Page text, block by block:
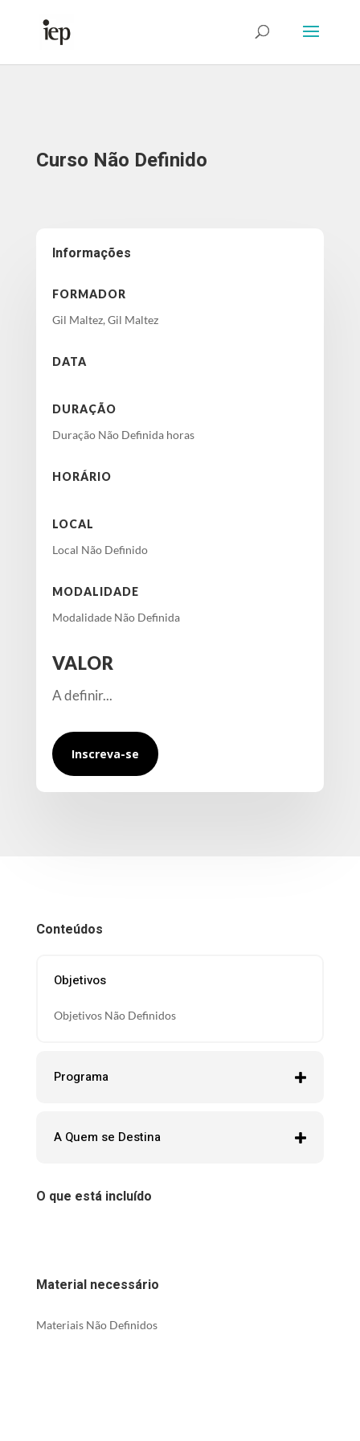
Curso Não Definido
Informações
FORMADOR
Gil Maltez, Gil Maltez
DATA
DURAÇÃO
Duração Não Definida horas
HORÁRIO
LOCAL
Local Não Definido
MODALIDADE
Modalidade Não Definida
VALOR
A definir...
Inscreva-se
Conteúdos
Objetivos
Objetivos Não Definidos
Programa
A Quem se Destina
O que está incluído
Material necessário
Materiais Não Definidos